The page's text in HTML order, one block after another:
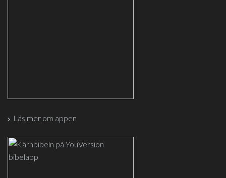
Läs mer om appen